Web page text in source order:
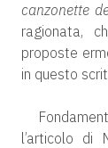
canzonette
ragionata,
proposte
in questo
l’articolo di